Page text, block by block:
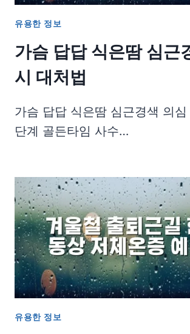
유용한 정보
가슴 답답 식은땀 심근
시 대처법
가슴 답답 식은땀 심근경색 의
단계 골든타임 사수…
유용한 정보